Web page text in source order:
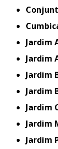
Jardim
Jardim
Jardim
Jardim
Jardim
Jardim
Jardim